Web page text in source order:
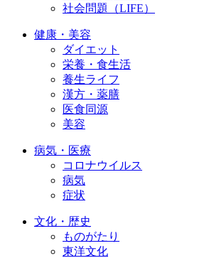
社会問題（LIFE）
健康・美容
ダイエット
栄養・食生活
養生ライフ
漢方・薬膳
医食同源
美容
病気・医療
コロナウイルス
病気
症状
文化・歴史
ものがたり
東洋文化